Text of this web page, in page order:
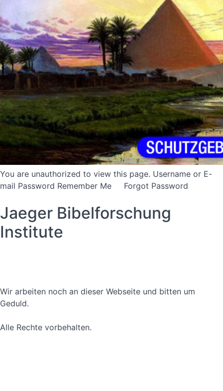
You are unauthorized to view this page. Username or E-
mail Password Remember Me Forgot Password
Jaeger Bibelforschung
Institute
Wir arbeiten noch an dieser Webseite und bitten um
Geduld.
Alle Rechte vorbehalten.